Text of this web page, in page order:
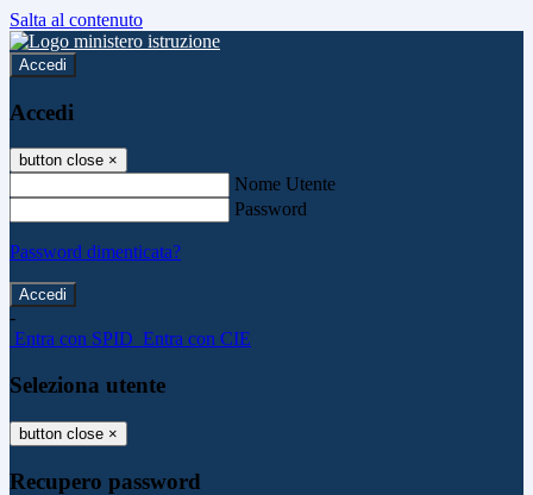
Salta al contenuto
Accedi
Accedi
button close ×
Nome Utente
Password
Password dimenticata?
-
Entra con SPID Entra con CIE
Seleziona utente
button close ×
Recupero password